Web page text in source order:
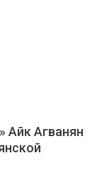
Айк Агванян